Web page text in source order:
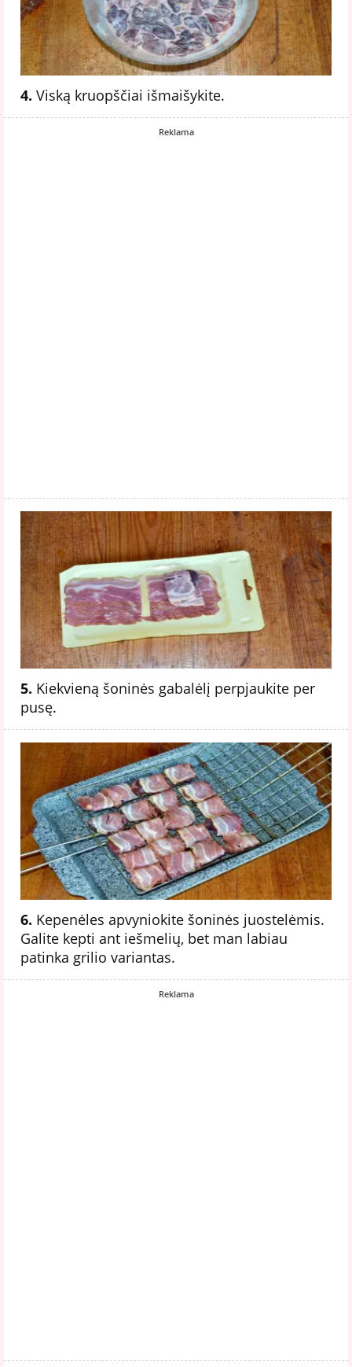
4. Viską kruopščiai išmaišykite.
Reklama
5. Kiekvieną šoninės gabalėlį perpjaukite per
pusę.
6. Kepenėles apvyniokite šoninės juostelėmis.
Galite kepti ant iešmelių, bet man labiau
patinka grilio variantas.
Reklama